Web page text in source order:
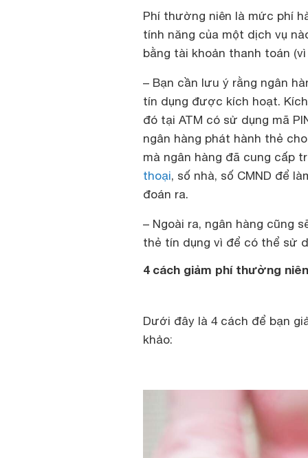
Phí thường niên là mức phí
tính năng của một dịch vụ
bằng tài khoản thanh toán
– Bạn cần lưu ý rằng ngân
tín dụng được kích hoạt.
đó tại ATM có sử dụng mã
ngân hàng phát hành thẻ
mà ngân hàng đã cung cấp
thoại, số nhà, số CMND để
đoán ra.
– Ngoài ra, ngân hàng cũng
thẻ tín dụng vì để có thể sử
4 cách giảm phí thường
Dưới đây là 4 cách để bạn
khảo: